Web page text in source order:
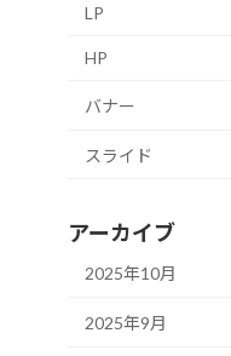
LP
HP
バナー
スライド
アーカイブ
2025年10月
2025年9月